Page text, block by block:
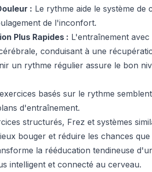
: Le rythme aide le système
de l'inconfort.
Plus Rapides : L'entraînement
conduisant à une
un rythme régulier assure le bon
basés sur le rythme
d'entraînement.
structurés, Frez et systèmes
bouger et réduire les chances
la rééducation tendineuse
intelligent et connecté au cerveau.